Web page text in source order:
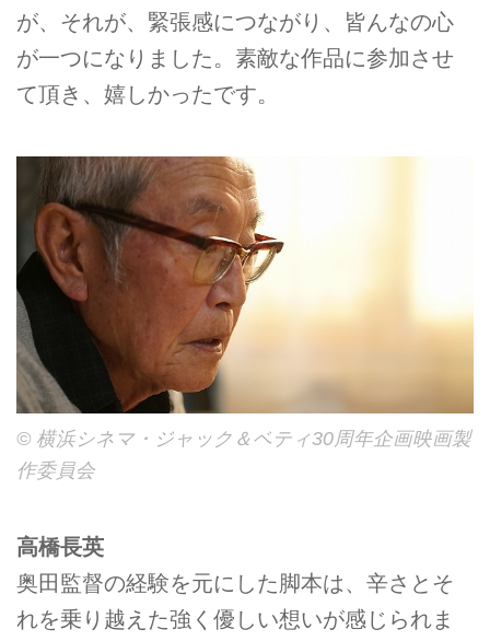
が、それが、緊張感につながり、皆んなの心
が一つになりました。素敵な作品に参加させ
て頂き、嬉しかったです。
©︎ 横浜シネマ・ジャック＆ベティ30周年企画映画製
作委員会
高橋長英
奥田監督の経験を元にした脚本は、辛さとそ
れを乗り越えた強く優しい想いが感じられま